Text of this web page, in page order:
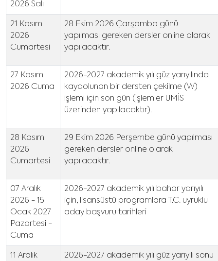
2026 Salı
21 Kasım
2026
Cumartesi
28 Ekim 2026 Çarşamba günü
yapılması gereken dersler online olarak
yapılacaktır.
27 Kasım
2026 Cuma
2026-2027 akademik yılı güz yarıyılında
kaydolunan bir dersten çekilme (W)
işlemi için son gün (işlemler UMİS
üzerinden yapılacaktır).
28 Kasım
2026
Cumartesi
29 Ekim 2026 Perşembe günü yapılması
gereken dersler online olarak
yapılacaktır.
07 Aralık
2026 - 15
Ocak 2027
Pazartesi -
Cuma
2026-2027 akademik yılı bahar yarıyılı
için, lisansüstü programlara T.C. uyruklu
aday başvuru tarihleri
11 Aralık
2026-2027 akademik yılı güz yarıyılı sonu